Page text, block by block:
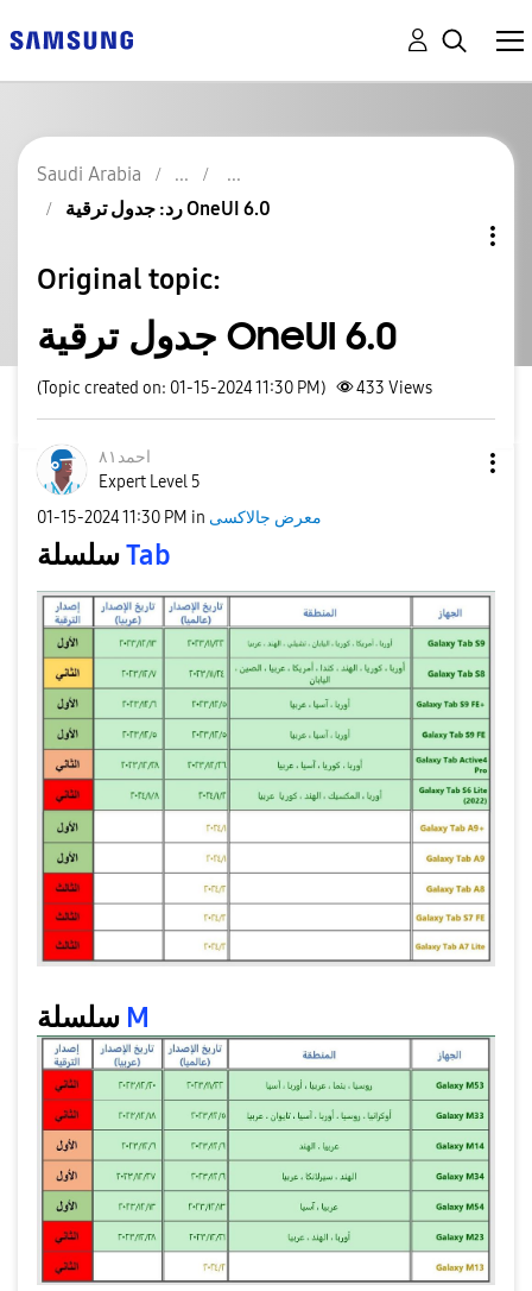
Saudi Arabia
رد: جدول ترقية OneUI 6.0
Original topic:
جدول ترقية OneUI 6.0
(Topic created on: 01-15-2024 11:30 PM) 433 Views
احمد٨١
Expert Level 5
‎01-15-202411:30 PM in معرض جالاكسى
Tab
M